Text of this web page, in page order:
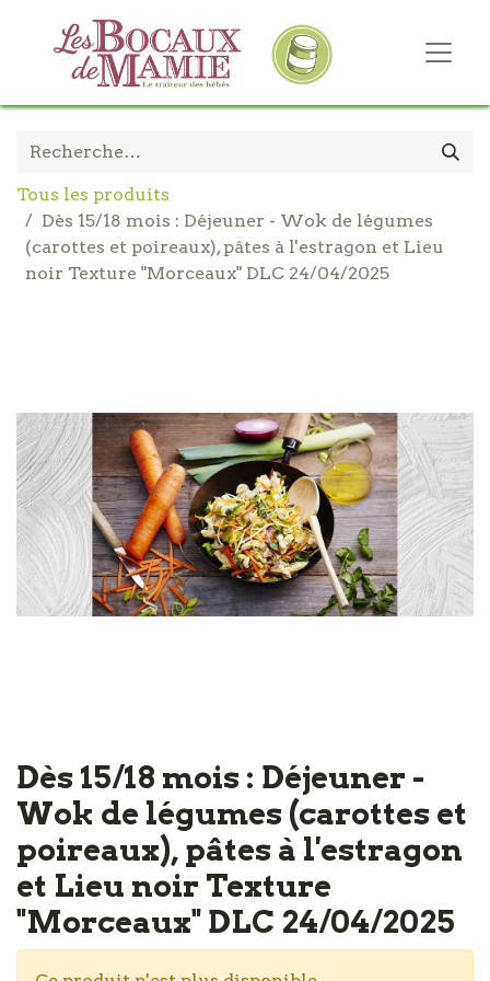
Tous les produits
Dès 15/18 mois : Déjeuner - Wok de légumes
(carottes et poireaux), pâtes à l'estragon et Lieu
noir Texture "Morceaux" DLC 24/04/2025
Dès 15/18 mois : Déjeuner -
Wok de légumes (carottes et
poireaux), pâtes à l'estragon
et Lieu noir Texture
"Morceaux" DLC 24/04/2025